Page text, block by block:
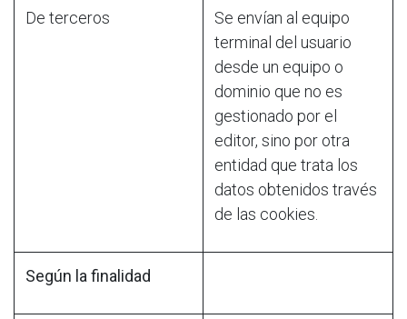
De terceros
Se envían al equipo
terminal del usuario
desde un equipo o
dominio que no es
gestionado por el
editor, sino por otra
entidad que trata los
datos obtenidos través
de las cookies.
Según la finalidad